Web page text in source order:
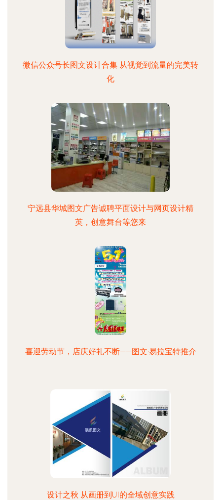
微信公众号长图文设计合集 从视觉到流量的完美转
化
宁远县华城图文广告诚聘平面设计与网页设计精
英，创意舞台等您来
喜迎劳动节，店庆好礼不断——图文·易拉宝特推介
设计之秋 从画册到UI的全域创意实践